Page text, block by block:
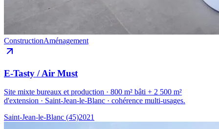
ConstructionAménagement
E-Tasty / Air Must
Site mixte bureaux et production · 800 m² bâti + 2 500 m²
d'extension · Saint-Jean-le-Blanc · cohérence multi-usages.
Saint-Jean-le-Blanc (45)2021